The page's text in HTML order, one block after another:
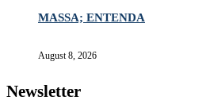
MASSA; ENTENDA
August 8, 2026
Newsletter